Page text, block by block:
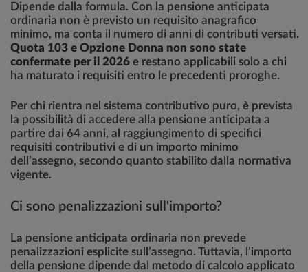
Dipende dalla formula. Con la pensione anticipata
ordinaria non è previsto un requisito anagrafico
minimo, ma conta il numero di anni di contributi versati.
Quota 103 e Opzione Donna non sono state
confermate per il 2026 e restano applicabili solo a chi
ha maturato i requisiti entro le precedenti proroghe.
Per chi rientra nel sistema contributivo puro, è prevista
la possibilità di accedere alla pensione anticipata a
partire dai 64 anni, al raggiungimento di specifici
requisiti contributivi e di un importo minimo
dell’assegno, secondo quanto stabilito dalla normativa
vigente.
Ci sono penalizzazioni sull'importo?
La pensione anticipata ordinaria non prevede
penalizzazioni esplicite sull’assegno. Tuttavia, l’importo
della pensione dipende dal metodo di calcolo applicato